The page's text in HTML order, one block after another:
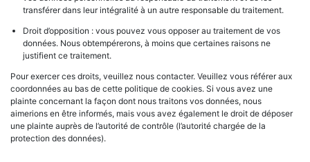
transférer dans leur intégralité à un autre responsable du traitement.
Droit d’opposition : vous pouvez vous opposer au traitement de vos
données. Nous obtempérerons, à moins que certaines raisons ne
justifient ce traitement.
Pour exercer ces droits, veuillez nous contacter. Veuillez vous référer aux
coordonnées au bas de cette politique de cookies. Si vous avez une
plainte concernant la façon dont nous traitons vos données, nous
aimerions en être informés, mais vous avez également le droit de déposer
une plainte auprès de l’autorité de contrôle (l’autorité chargée de la
protection des données).